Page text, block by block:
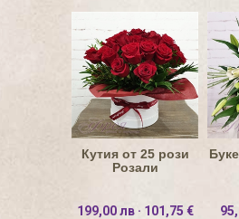
Кутия от 25 рози
Розали
199,00 лв · 101,75 €